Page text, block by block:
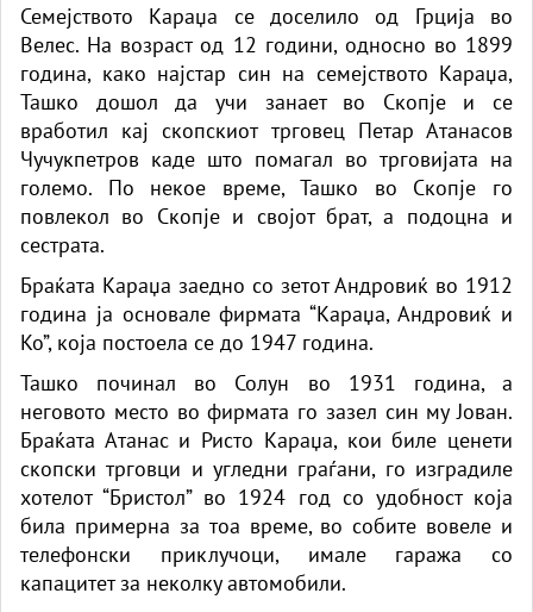
Семејството Караџа се доселило од Грција во
Велес. На возраст од 12 години, односно во 1899
година, како најстар син на семејството Караџа,
Ташко дошол да учи занает во Скопје и се
вработил кај скопскиот трговец Петар Атанасов
Чучукпетров каде што помагал во трговијата на
големо. По некое време, Ташко во Скопје го
повлекол во Скопје и својот брат, а подоцна и
сестрата.
Браќата Караџа заедно со зетот Андровиќ во 1912
година ја основале фирмата “Караџа, Андровиќ и
Ко”, која постоела се до 1947 година.
Ташко починал во Солун во 1931 година, а
неговото место во фирмата го зазел син му Јован.
Браќата Атанас и Ристо Караџа, кои биле цене­ти
скопски трговци и угледни граѓани, го изградиле
хотелот “Бристол” во 1924 год со удобност која
била примерна за тоа време, во собите вовеле и
телефонски приклучоци, имале гаража со
капацитет за неколку автомобили.